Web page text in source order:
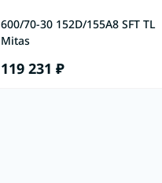
600/70-30 152D/155A8 SFT TL
Mitas
119 231 ₽